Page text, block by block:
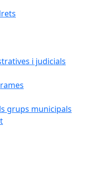
i judicials
grups municipals